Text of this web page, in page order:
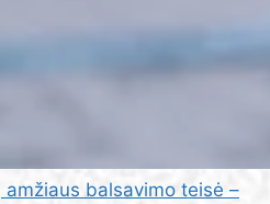
balsavimo teisė –